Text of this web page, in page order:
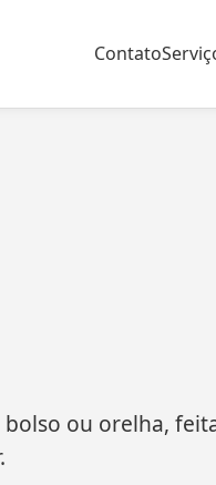
Contato
bolso ou orelha,